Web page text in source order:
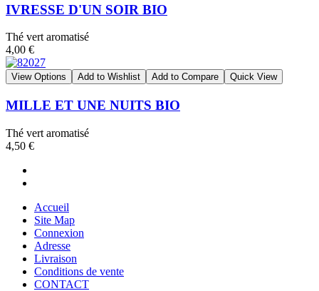
IVRESSE D'UN SOIR BIO
Thé vert aromatisé
4,00 €
View Options Add to Wishlist Add to Compare Quick View
MILLE ET UNE NUITS BIO
Thé vert aromatisé
4,50 €
Accueil
Site Map
Connexion
Adresse
Livraison
Conditions de vente
CONTACT